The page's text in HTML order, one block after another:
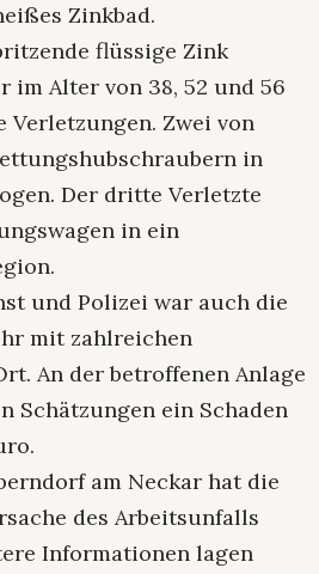
Zinkbad.
flüssige Zink
Alter von 38, 52 und 56
Verletzungen. Zwei von
in
Der dritte Verletzte
in ein
und Polizei war auch die
mit zahlreichen
An der betroffenen Anlage
Schätzungen ein Schaden
am Neckar hat die
des Arbeitsunfalls
Informationen lagen